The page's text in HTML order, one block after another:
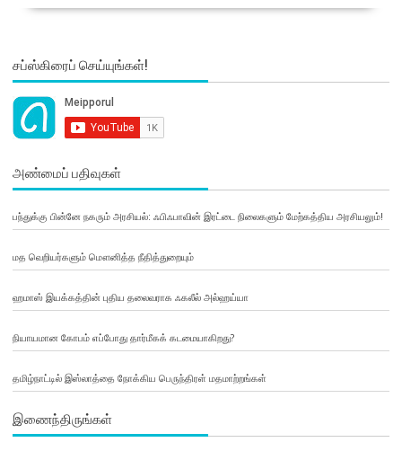
சப்ஸ்கிரைப் செய்யுங்கள்!
அண்மைப் பதிவுகள்
பந்துக்கு பின்னே நகரும் அரசியல்: ஃபிஃபாவின் இரட்டை நிலைகளும் மேற்கத்திய அரசியலும்!
மத வெறியர்களும் மௌனித்த நீதித்துறையும்
ஹமாஸ் இயக்கத்தின் புதிய தலைவராக ஃகலீல் அல்ஹய்யா
நியாயமான கோபம் எப்போது தார்மீகக் கடமையாகிறது?
தமிழ்நாட்டில் இஸ்லாத்தை நோக்கிய பெருந்திரள் மதமாற்றங்கள்
இணைந்திருங்கள்